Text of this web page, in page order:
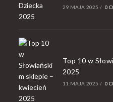
29 MAJA 2025 / 0
Top 10 w
2025
11 MAJA 2025 / 0